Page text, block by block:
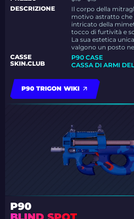
DESCRIZIONE
Il corpo della
motivo astratto che
intricato della
tocco di furtività e
La sua estetica
valgono un posto
CASSE
SKIN.CLUB
P90 CASE
CASSA DI ARMI
P90 TRIGON WIKI
P90